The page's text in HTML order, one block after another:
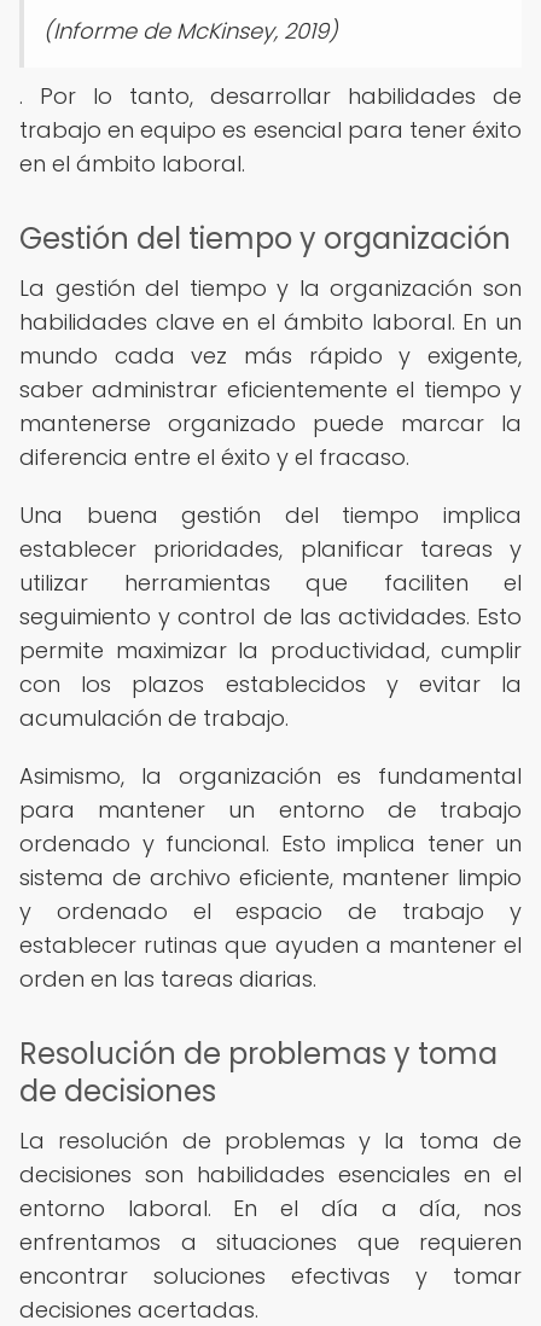
(Informe de McKinsey, 2019)
. Por lo tanto, desarrollar habilidades de
trabajo en equipo es esencial para tener éxito
en el ámbito laboral.
Gestión del tiempo y organización
La gestión del tiempo y la organización son
habilidades clave en el ámbito laboral. En un
mundo cada vez más rápido y exigente,
saber administrar eficientemente el tiempo y
mantenerse organizado puede marcar la
diferencia entre el éxito y el fracaso.
Una buena gestión del tiempo implica
establecer prioridades, planificar tareas y
utilizar herramientas que faciliten el
seguimiento y control de las actividades. Esto
permite maximizar la productividad, cumplir
con los plazos establecidos y evitar la
acumulación de trabajo.
Asimismo, la organización es fundamental
para mantener un entorno de trabajo
ordenado y funcional. Esto implica tener un
sistema de archivo eficiente, mantener limpio
y ordenado el espacio de trabajo y
establecer rutinas que ayuden a mantener el
orden en las tareas diarias.
Resolución de problemas y toma
de decisiones
La resolución de problemas y la toma de
decisiones son habilidades esenciales en el
entorno laboral. En el día a día, nos
enfrentamos a situaciones que requieren
encontrar soluciones efectivas y tomar
decisiones acertadas.